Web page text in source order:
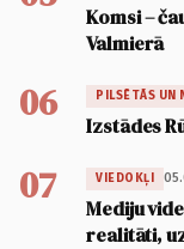
Komsi –
Valmierā
06 PILSĒTĀS UN
Izstādes
07 VIEDOKĻI
Mediju
realitāti,